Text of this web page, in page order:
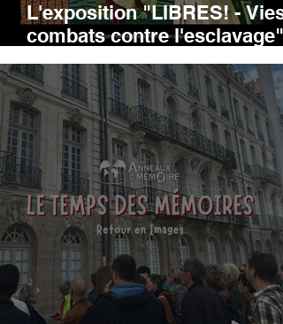
L'exposition "LIBRES! - Vies
combats contre l'esclavage",
présentée à Massy